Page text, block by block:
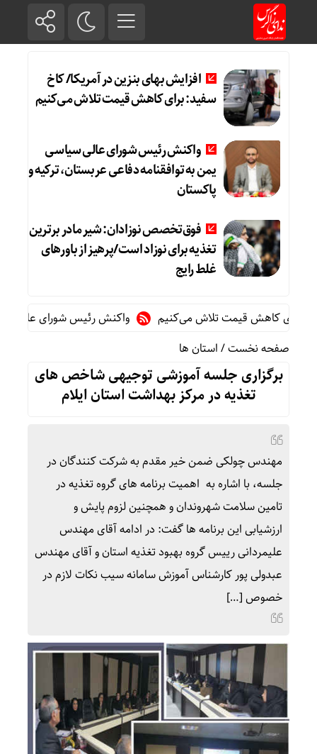
افزایش بهای بنزین در آمریکا/ کاخ
سفید: برای کاهش قیمت تلاش می‌کنیم
واکنش رئیس شورای عالی سیاسی
یمن به توافقنامه دفاعی عربستان، ترکیه و
پاکستان
فوق‌تخصص نوزادان: شیر مادر برترین
تغذیه برای نوزاد است/پرهیز از باورهای
غلط رایج
برای کاهش قیمت تلاش می‌کنیم
واکنش رئیس شورای عالی سیاسی
صفحه نخست/استان ها
برگزاری جلسه آموزشی توجیهی شاخص های
تغذیه در مرکز بهداشت استان ایلام
مهندس چولکی ضمن خیر مقدم به شرکت کنندگان در
جلسه، با اشاره به اهمیت برنامه های گروه تغذیه در
تامین سلامت شهروندان و همچنین لزوم پایش و
ارزشیابی این برنامه ها گفت: در ادامه آقای مهندس
علیمردانی رییس گروه بهبود تغذیه استان و آقای مهندس
عبدولی پور کارشناس آموزش سامانه سیب نکات لازم در
خصوص […]